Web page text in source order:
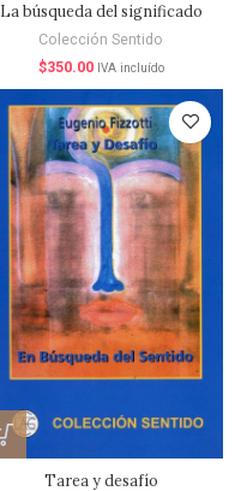
La búsqueda del significado
Colección Sentido
$350.00 IVA incluído
Tarea y desafío